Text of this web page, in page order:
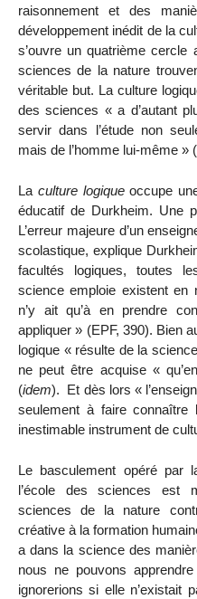
raisonnement et des
développement inédit de la
s’ouvre un quatrième cercle
sciences de la nature
véritable but. La culture
des sciences « a d’autant
servir dans l’étude non
mais de l’homme lui-même »
La culture logiqueoccupe
éducatif de Durkheim. Une
L’erreur majeure d’un
scolastique, explique
facultés logiques, toutes
science emploie existent en
n’y ait qu’à en prendre
appliquer » (EPF, 390). Bien
logique « résulte de la
ne peut être acquise «
(idem). Et dès lors «
seulement à faire
inestimable instrument de
Le basculement opéré par
l’école des sciences est
sciences de la nature
créative à la formation
a dans la science des
nous ne pouvons
ignorerions si elle n’existait